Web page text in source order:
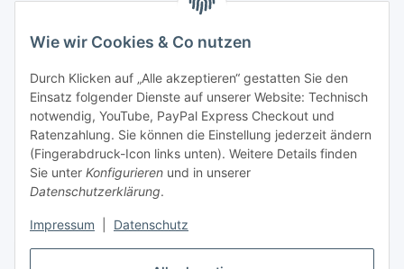
Wie wir Cookies & Co nutzen
Durch Klicken auf „Alle akzeptieren“ gestatten Sie den
Einsatz folgender Dienste auf unserer Website: Technisch
notwendig, YouTube, PayPal Express Checkout und
Ratenzahlung. Sie können die Einstellung jederzeit ändern
(Fingerabdruck-Icon links unten). Weitere Details finden
Sie unter Konfigurieren und in unserer
Datenschutzerklärung.
Impressum Datenschutz
t-shirt-druck
kumpel+shirt
safejawz
football
Unsere Leistungen